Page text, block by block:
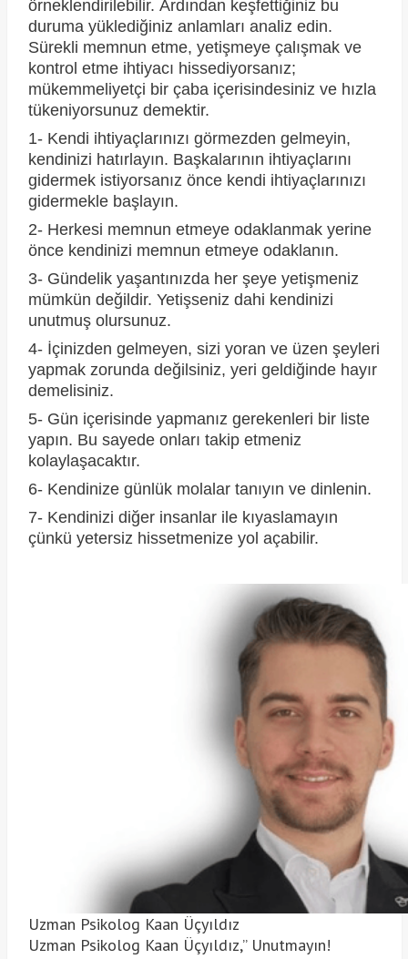
örneklendirilebilir. Ardından keşfettiğiniz bu
duruma yüklediğiniz anlamları analiz edin.
Sürekli memnun etme, yetişmeye çalışmak ve
kontrol etme ihtiyacı hissediyorsanız;
mükemmeliyetçi bir çaba içerisindesiniz ve hızla
tükeniyorsunuz demektir.
1- Kendi ihtiyaçlarınızı görmezden gelmeyin,
kendinizi hatırlayın. Başkalarının ihtiyaçlarını
gidermek istiyorsanız önce kendi ihtiyaçlarınızı
gidermekle başlayın.
2- Herkesi memnun etmeye odaklanmak yerine
önce kendinizi memnun etmeye odaklanın.
3- Gündelik yaşantınızda her şeye yetişmeniz
mümkün değildir. Yetişseniz dahi kendinizi
unutmuş olursunuz.
4- İçinizden gelmeyen, sizi yoran ve üzen şeyleri
yapmak zorunda değilsiniz, yeri geldiğinde hayır
demelisiniz.
5- Gün içerisinde yapmanız gerekenleri bir liste
yapın. Bu sayede onları takip etmeniz
kolaylaşacaktır.
6- Kendinize günlük molalar tanıyın ve dinlenin.
7- Kendinizi diğer insanlar ile kıyaslamayın
çünkü yetersiz hissetmenize yol açabilir.
Uzman Psikolog Kaan Üçyıldız
Uzman Psikolog Kaan Üçyıldız,” Unutmayın!